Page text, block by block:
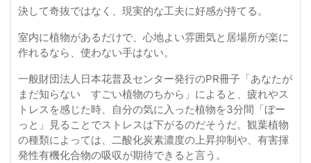
決して奇抜ではなく、現実的な工夫に好感が持てる。
室内に植物があるだけで、心地よい雰囲気と居場所が楽に
作れるなら、使わない手はない。
一般財団法人日本花普及センター発行のPR冊子「あなたが
まだ知らない すごい植物のちから」によると、疲れやス
トレスを感じた時、自分の気に入った植物を3分間「ぼー
っと」見ることでストレスは下がるのだそうだ。観葉植物
の種類によっては、二酸化炭素濃度の上昇抑制や、有害揮
発性有機化合物の吸収が期待できると言う。